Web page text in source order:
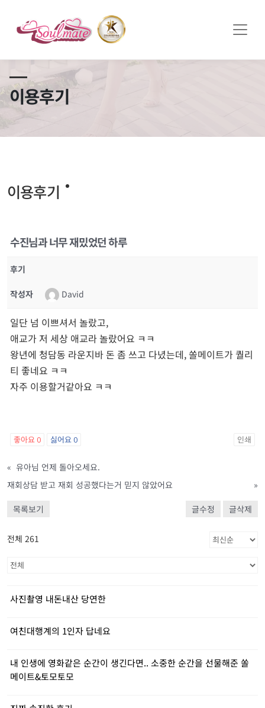
이용후기
이용후기
수진님과 너무 재밌었던 하루
후기
작성자 David
일단 넘 이쁘셔서 놀랐고,
애교가 저 세상 애교라 놀랐어요 ㅋㅋ
왕년에 청담동 라운지바 돈 좀 쓰고 다녔는데, 쏠메이트가 퀄리
티 좋네요 ㅋㅋ
자주 이용할거같아요 ㅋㅋ
좋아요 0 싫어요0 인쇄
« 유아님 언제 돌아오세요.
재회상담 받고 재회 성공했다는거 믿지 않았어요
»
목록보기 글수정 글삭제
전체 261
사진촬영 내돈내산 당연한
여친대행계의 1인자 답네요
내 인생에 영화같은 순간이 생긴다면.. 소중한 순간을 선물해준 쏠
메이트&토모토모
쏠메이트×토모토모 프로모션 영상 full버전 보러가기